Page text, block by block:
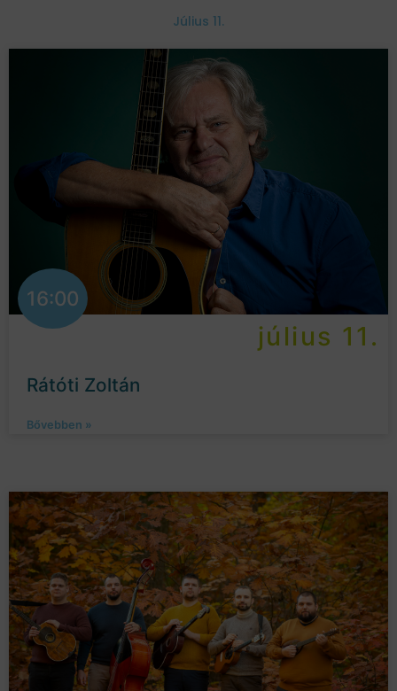
Július 11.
16:00
július 11.
Rátóti Zoltán
Bővebben »